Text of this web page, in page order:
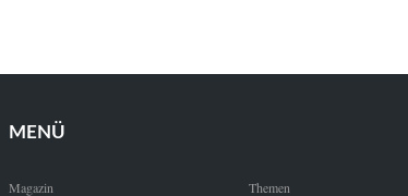
Schnee.
MENÜ
Magazin
Themen